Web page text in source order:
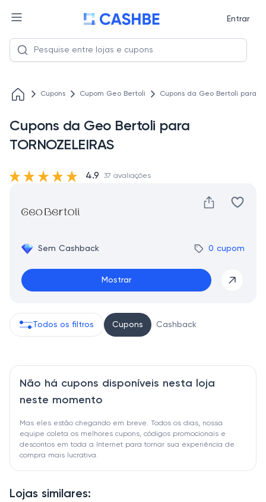
Entrar
Cupons Cupom Geo Bertoli Cupons da Geo Bertoli para
Cupons da Geo Bertoli para
TORNOZELEIRAS
Sem Cashback 0 cupom
Mostrar
4.9 37 avaliações
Lojas similares:
Todos os filtros Cupons Cashback
Não há cupons disponíveis nesta loja
neste momento
Mas eles estão chegando em breve. Todos os dias, nossa
equipe coleta os melhores cupons, códigos promocionais e
descontos em toda a Internet para tornar sua experiência de
compra mais lucrativa.